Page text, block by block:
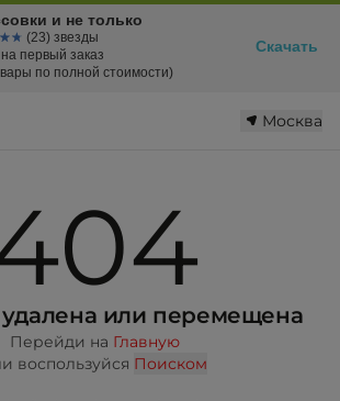
Москва
или перемещена
Перейди на Главную
воспользуйся Поиском
и не только
(23) звезды
первый заказ
по полной стоимости)
Скачать